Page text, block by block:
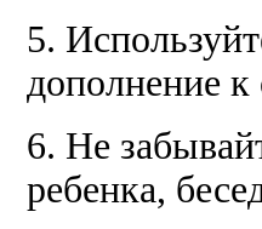
5.
дополнение
6. Не
ребенка,